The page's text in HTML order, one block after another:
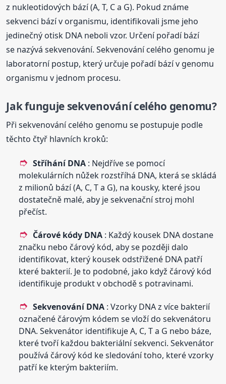
z nukleotidových bází (A, T, C a G). Pokud známe
sekvenci bází v organismu, identifikovali jsme jeho
jedinečný otisk DNA neboli vzor. Určení pořadí bází
se nazývá sekvenování. Sekvenování celého genomu je
laboratorní postup, který určuje pořadí bází v genomu
organismu v jednom procesu.
Jak funguje sekvenování celého genomu?
Při sekvenování celého genomu se postupuje podle
těchto čtyř hlavních kroků:
Stříhání DNA : Nejdříve se pomocí
molekulárních nůžek rozstříhá DNA, která se skládá
z milionů bází (A, C, T a G), na kousky, které jsou
dostatečně malé, aby je sekvenační stroj mohl
přečíst.
Čárové kódy DNA : Každý kousek DNA dostane
značku nebo čárový kód, aby se později dalo
identifikovat, který kousek odstřižené DNA patří
které bakterií. Je to podobné, jako když čárový kód
identifikuje produkt v obchodě s potravinami.
Sekvenování DNA : Vzorky DNA z více bakterií
označené čárovým kódem se vloží do sekvenátoru
DNA. Sekvenátor identifikuje A, C, T a G nebo báze,
které tvoří každou bakteriální sekvenci. Sekvenátor
používá čárový kód ke sledování toho, které vzorky
patří ke kterým bakteriím.